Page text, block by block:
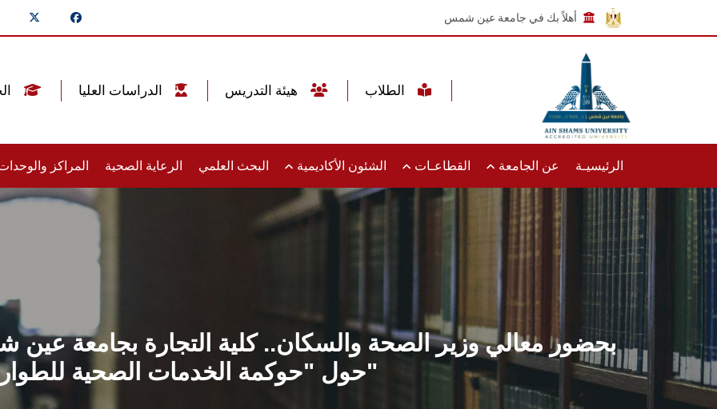
أهلاً بك في جامعة عين شمس
الرئيسيـة عن الجامعة القطاعـات الشئون الأكاديمية البحث العلمي الرعاية الصحية المراكز
بحضور معالي وزير الصحة والسكان.. كلية التجارة بجامعة
حول "حوكمة الخدمات الصحية للطوارئ"